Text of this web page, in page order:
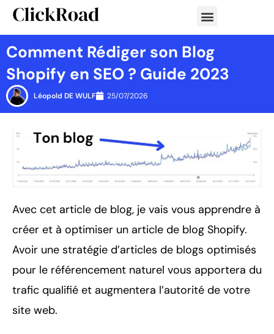
Aller
contenu
Comment Rédiger son Blog
Shopify en SEO ? Guide 2023
Léopold DE WULF 25/07/2026
Avec cet article de blog, je vais vous apprendre à
créer et à optimiser un article de blog Shopify.
Avoir une stratégie d’articles de blogs optimisés
pour le référencement naturel vous apportera du
trafic qualifié et augmentera l’autorité de votre
site web.